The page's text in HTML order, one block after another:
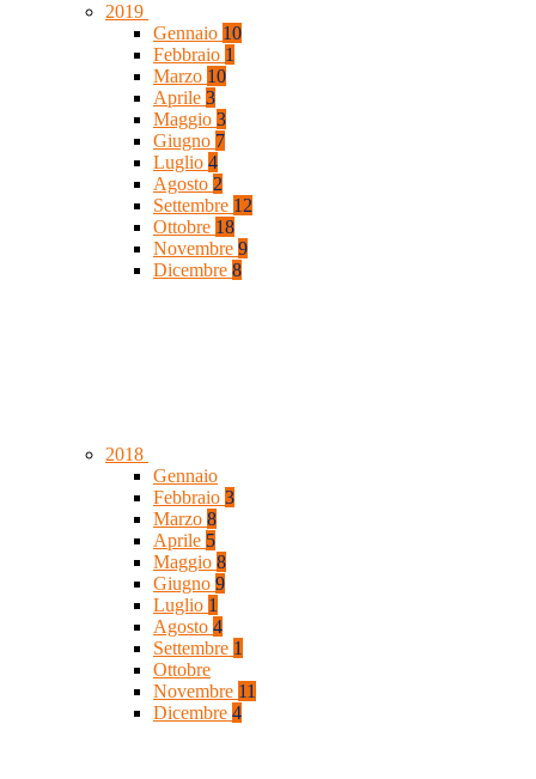
2019
Gennaio 10
Febbraio 1
Marzo 10
Aprile 3
Maggio 3
Giugno 7
Luglio 4
Agosto 2
Settembre 12
Ottobre 18
Novembre 9
Dicembre 8
2018
Gennaio
Febbraio 3
Marzo 8
Aprile 5
Maggio 8
Giugno 9
Luglio 1
Agosto 4
Settembre 1
Ottobre
Novembre 11
Dicembre 4